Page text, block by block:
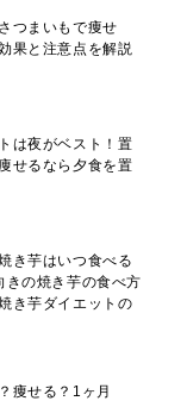
つまいもで痩せ
果と注意点を解説
は夜がベスト！置
せるなら夕食を置
き芋はいつ食べる
きの焼き芋の食べ方
き芋ダイエットの
痩せる？1ヶ月